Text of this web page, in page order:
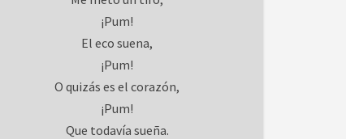
¡Pum!
El eco suena,
¡Pum!
O quizás es el corazón,
¡Pum!
Que todavía sueña.